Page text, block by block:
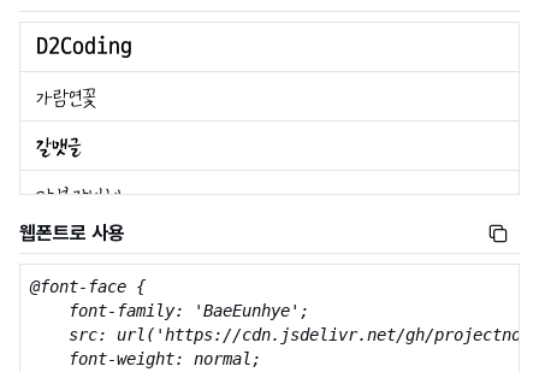
웹폰트로 사용
@font-face {
    font-family: 'BaeEunhye';
src: url('https://cdn.jsdelivr.net/gh/
    font-weight: normal;